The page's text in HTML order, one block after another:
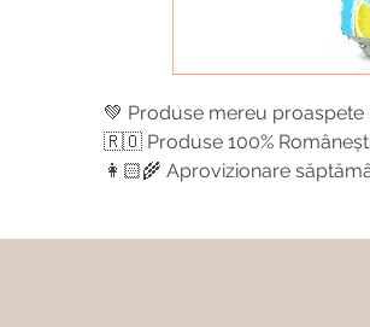
💚 Produse mereu proaspete
🇷🇴 Produse 100%
👩🏻‍🌾 Aprovizionare